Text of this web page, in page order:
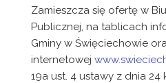
Zamieszcza się ofertę w
Publicznej, na tablicach
Gminy w Święciechowie
internetowej
19a ust. 4 ustawy z dnia 24